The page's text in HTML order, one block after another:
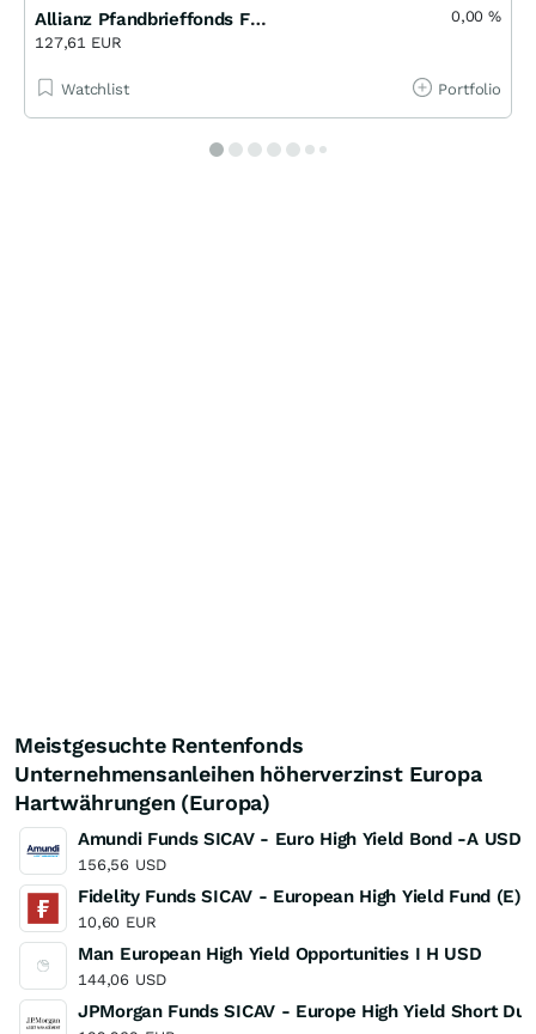
Allianz Pfandbrieffonds FCP AT EUR
127,61 EUR
0,00%
Watchlist Portfolio
Meistgesuchte Rentenfonds
Unternehmensanleihen höherverzinst Europa
Hartwährungen (Europa)
Amundi Funds SICAV - Euro High Yield Bond -A USD
156,56 USD
Fidelity Funds SICAV - European High Yield Fund
10,60 EUR
Man European High Yield Opportunities I H USD
144,06 USD
JPMorgan Funds SICAV - Europe High Yield Short